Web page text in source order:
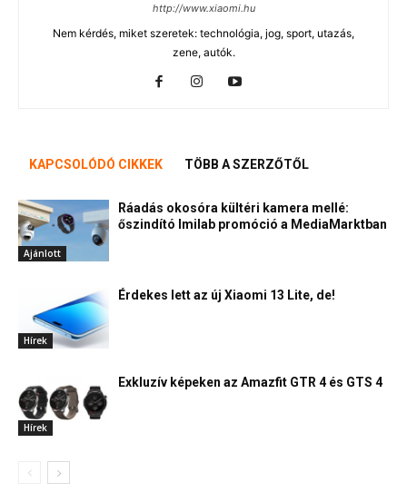
http://www.xiaomi.hu
Nem kérdés, miket szeretek: technológia, jog, sport, utazás,
zene, autók.
KAPCSOLÓDÓ CIKKEK TÖBB A SZERZŐTŐL
Ajánlott
Ráadás okosóra kültéri kamera mellé:
őszindító Imilab promóció a MediaMarktban
Hírek
Érdekes lett az új Xiaomi 13 Lite, de!
Hírek
Exkluzív képeken az Amazfit GTR 4 és GTS 4